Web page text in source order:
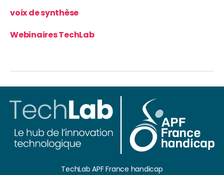
voix de synthèse
Webinaires TechLab
TechLab APF France handicap